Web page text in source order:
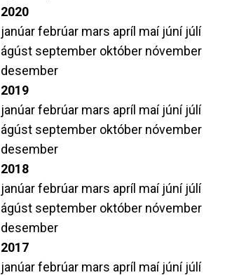
2020
janúarfebrúar mars apríl maí júní júlí
ágúst september október nóvember
desember
2019
janúarfebrúar mars apríl maí júní júlí
ágúst september október nóvember
desember
2018
janúarfebrúar mars apríl maí júní júlí
ágúst september október nóvember
desember
2017
janúarfebrúar mars apríl maí júní júlí